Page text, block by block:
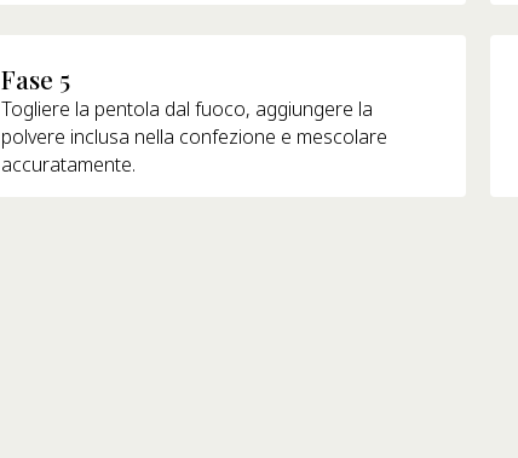
Fase 5
Togliere la pentola dal fuoco, aggiungere la
polvere inclusa nella confezione e mescolare
accuratamente.